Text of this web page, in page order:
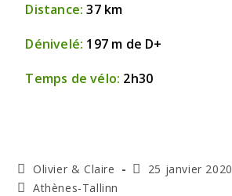
Distance:37 km
Dénivelé: 197 m de D+
Temps de vélo: 2h30
Olivier & Claire
25 janvier 2020
Athènes-Tallinn